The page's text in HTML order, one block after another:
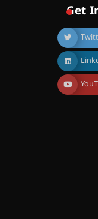
Get